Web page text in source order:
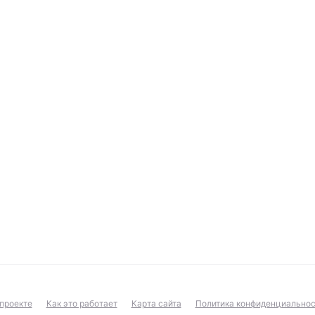
Как это работает Карта сайта Политика